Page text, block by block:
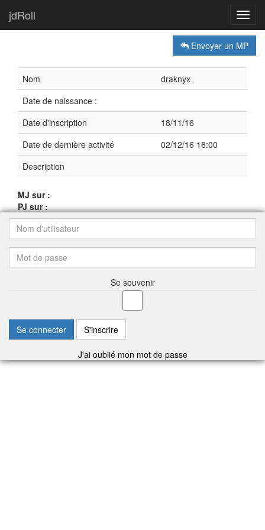
jdRoll
Envoyer un MP
Nom
draknyx
Date de naissance :
Date d'inscription
18/11/16
Date de dernière activité
02/12/16 16:00
Description
MJ sur :
PJ sur :
Se souvenir
Se connecter S'inscrire
J'ai oublié mon mot de passe